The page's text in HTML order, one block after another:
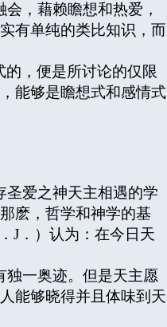
，藉赖瞻想和热爱，
有单纯的类比知识，而
，便是所讨论的仅限
能够是瞻想式和感情式
爱之神天主相遇的学
麽，哲学和神学的基
J．）认为：在今日天
一奥迹。但是天主愿
能够晓得并且体味到天